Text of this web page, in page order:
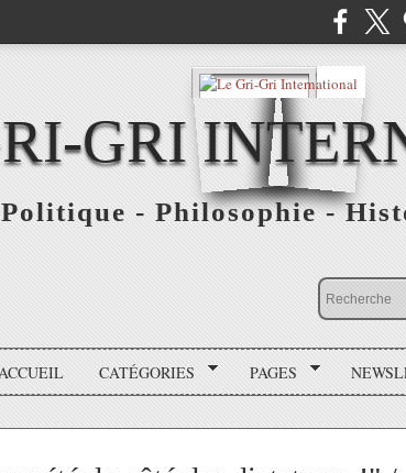
GRI
- Philosophie -
ACCUEIL CATÉGORIES PAGES